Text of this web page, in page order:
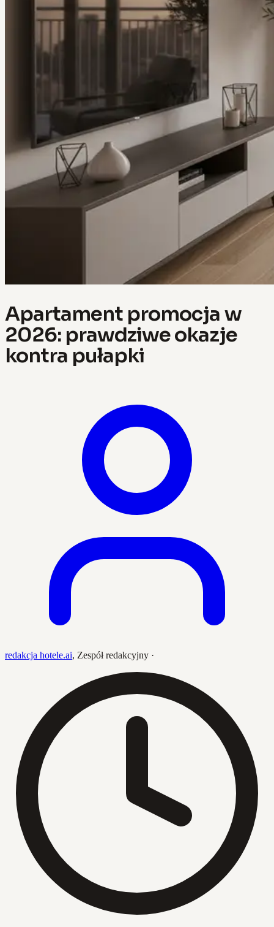
Apartament promocja w
2026: prawdziwe okazje
kontra pułapki
redakcja hotele.ai, Zespół redakcyjny ·